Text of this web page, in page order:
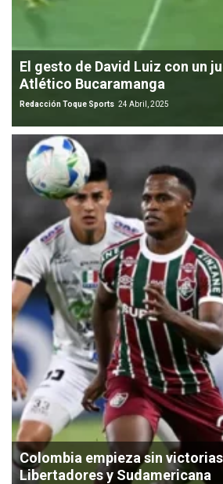
El gesto de David Luiz con un
Atlético Bucaramanga
Redacción Toque Sports 24 Abril, 2025
Colombia empieza sin
Libertadores y Sudamericana